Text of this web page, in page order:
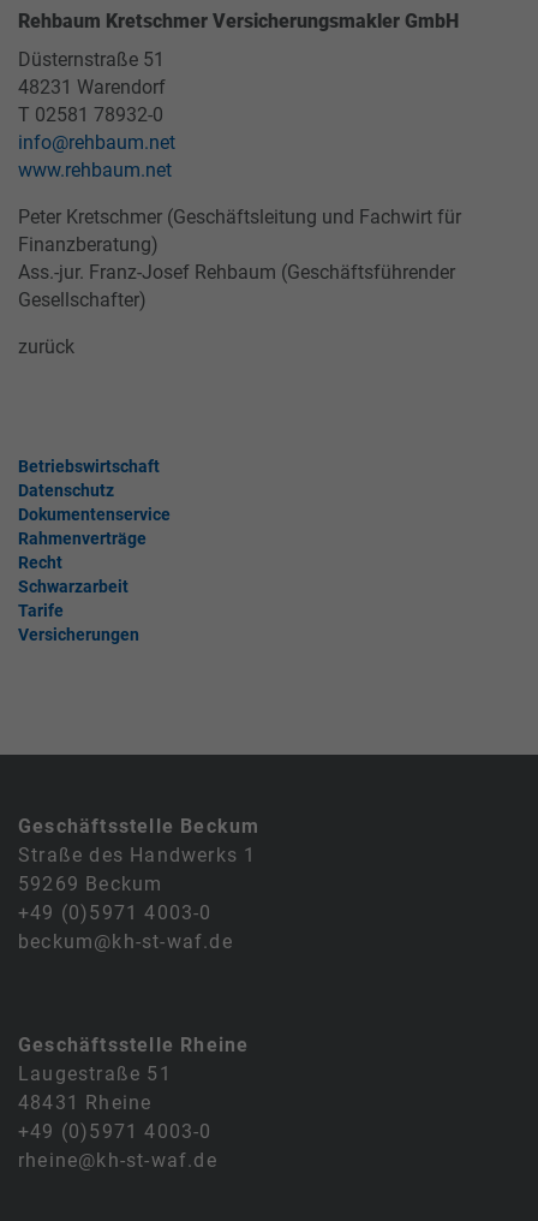
Rehbaum Kretschmer Versicherungsmakler GmbH
Düsternstraße 51
48231 Warendorf
T 02581 78932-0
info@rehbaum.net
www.rehbaum.net
Peter Kretschmer (Geschäftsleitung und Fachwirt für
Finanzberatung)
Ass.-jur. Franz-Josef Rehbaum (Geschäftsführender
Gesellschafter)
zurück
Betriebswirtschaft
Datenschutz
Dokumentenservice
Rahmenverträge
Recht
Schwarzarbeit
Tarife
Versicherungen
Geschäftsstelle Beckum
Straße des Handwerks 1
59269 Beckum
+49 (0)5971 4003-0
beckum@kh-st-waf.de
Geschäftsstelle Rheine
Laugestraße 51
48431 Rheine
+49 (0)5971 4003-0
rheine@kh-st-waf.de